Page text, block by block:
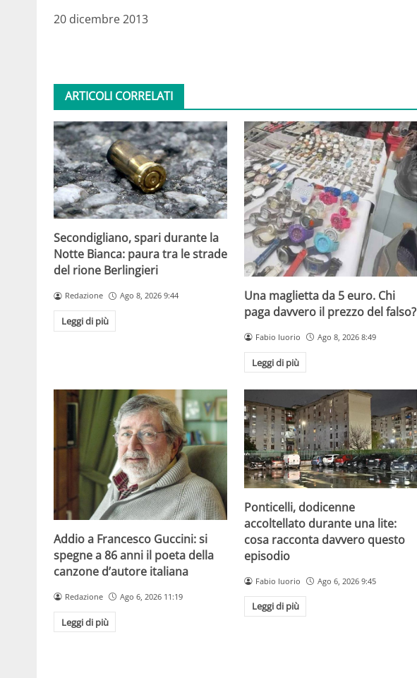
20 dicembre 2013
ARTICOLI CORRELATI
Secondigliano, spari durante la
Notte Bianca: paura tra le strade
del rione Berlingieri
Redazione Ago 8, 2026 9:44
Leggi di più
Una maglietta da 5 euro. Chi
paga davvero il prezzo del falso?
Fabio Iuorio Ago 8, 2026 8:49
Leggi di più
Addio a Francesco Guccini: si
spegne a 86 anni il poeta della
canzone d’autore italiana
Redazione Ago 6, 2026 11:19
Leggi di più
Ponticelli, dodicenne
accoltellato durante una lite:
cosa racconta davvero questo
episodio
Fabio Iuorio Ago 6, 2026 9:45
Leggi di più